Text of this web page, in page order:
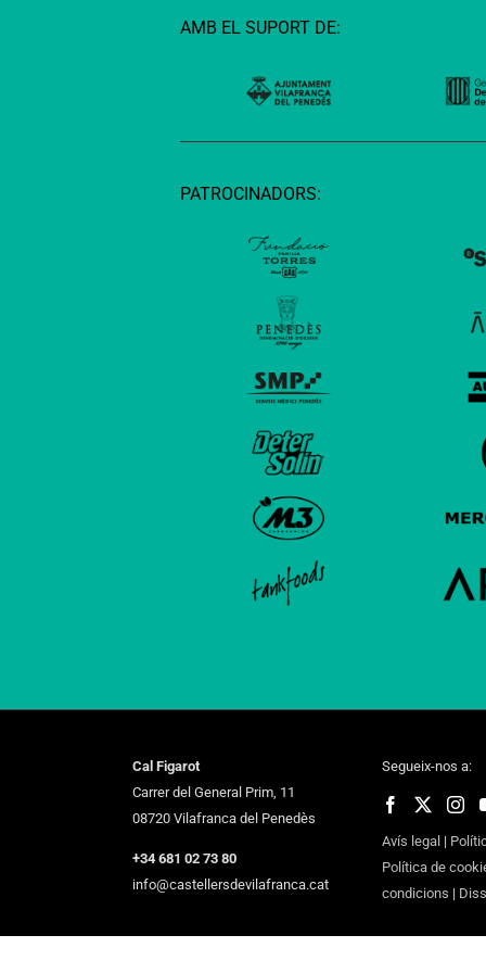
AMB EL SUPORT DE:
PATROCINADORS:
Cal Figarot
Carrer del General Prim, 11
08720 Vilafranca del Penedès
+34 681 02 73 80
info@castellersdevilafranca.cat
Segueix-nos a:
Avís legal |
Política de
condicions |